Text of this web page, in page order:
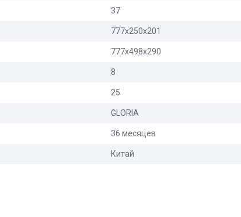
37
777x250x201
777x498x290
8
25
GLORIA
36 месяцев
Китай